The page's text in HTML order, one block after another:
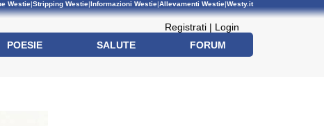
Westie|Stripping Westie|Informazioni Westie|Allevamenti Westie|Westy.it
Registrati | Login
POESIE SALUTE FORUM